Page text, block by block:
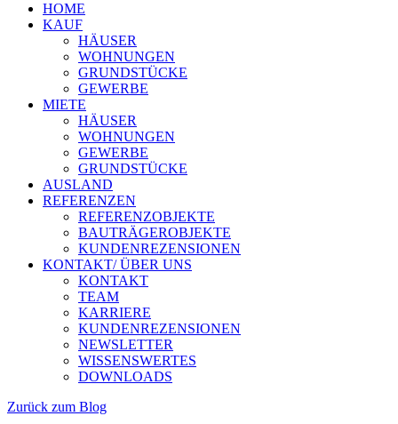
HOME
KAUF
HÄUSER
WOHNUNGEN
GRUNDSTÜCKE
GEWERBE
MIETE
HÄUSER
WOHNUNGEN
GEWERBE
GRUNDSTÜCKE
AUSLAND
REFERENZEN
REFERENZOBJEKTE
BAUTRÄGEROBJEKTE
KUNDENREZENSIONEN
KONTAKT/ ÜBER UNS
KONTAKT
TEAM
KARRIERE
KUNDENREZENSIONEN
NEWSLETTER
WISSENSWERTES
DOWNLOADS
Zurück zum Blog